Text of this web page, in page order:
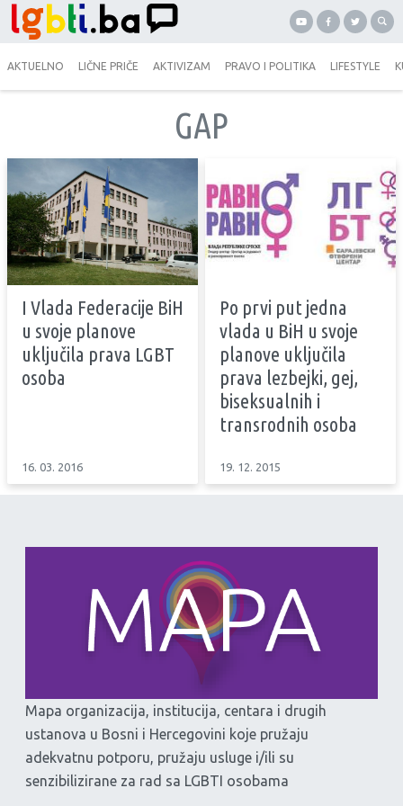
AKTUELNO LIČNE PRIČE AKTIVIZAM PRAVO I POLITIKA LIFESTYLE
GAP
I Vlada Federacije BiH
u svoje planove
uključila prava LGBT
osoba
16. 03. 2016
Po prvi put jedna
vlada u BiH u svoje
planove uključila
prava lezbejki, gej,
biseksualnih i
transrodnih osoba
19. 12. 2015
Mapa organizacija, institucija, centara i drugih
ustanova u Bosni i Hercegovini koje pružaju
adekvatnu potporu, pružaju usluge i/ili su
senzibilizirane za rad sa LGBTI osobama